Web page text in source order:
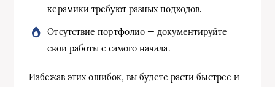
керамики требуют разных подходов.
Отсутствие портфолио — документируйте
свои работы с самого начала.
Избежав этих ошибок, вы будете расти быстрее и